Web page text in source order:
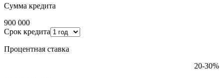
Сумма кредита
900 000
Срок кредита
Процентная ставка
20-30%